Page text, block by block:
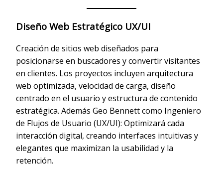
Diseño Web Estratégico UX/UI
Creación de sitios web diseñados para
posicionarse en buscadores y convertir visitantes
en clientes. Los proyectos incluyen arquitectura
web optimizada, velocidad de carga, diseño
centrado en el usuario y estructura de contenido
estratégica. Además Geo Bennett como Ingeniero
de Flujos de Usuario (UX/UI): Optimizará cada
interacción digital, creando interfaces intuitivas y
elegantes que maximizan la usabilidad y la
retención.